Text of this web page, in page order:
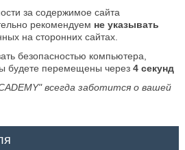
за содержимое сайта
рекомендуем не указывать
на сторонних сайтах.
безопасностью компьютера,
будете перемещены через 4секунд
всегда заботится о вашей